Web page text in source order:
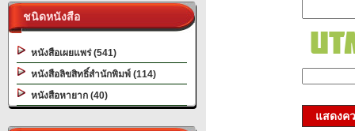
ชนิดหนังสือ
หนังสือเผยแพร่ (541)
หนังสือลิขสิทธิ์สำนักพิมพ์ (114)
หนังสือหายาก (40)
แสดงค